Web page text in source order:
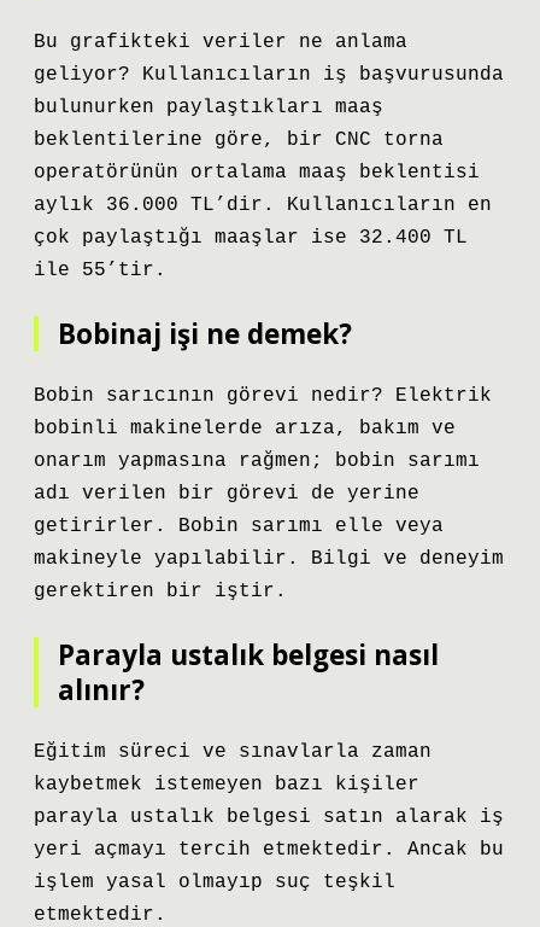
Bu grafikteki veriler ne anlama
geliyor? Kullanıcıların iş başvurusunda
bulunurken paylaştıkları maaş
beklentilerine göre, bir CNC torna
operatörünün ortalama maaş beklentisi
aylık 36.000 TL’dir. Kullanıcıların en
çok paylaştığı maaşlar ise 32.400 TL
ile 55’tir.
Bobinaj işi ne demek?
Bobin sarıcının görevi nedir? Elektrik
bobinli makinelerde arıza, bakım ve
onarım yapmasına rağmen; bobin sarımı
adı verilen bir görevi de yerine
getirirler. Bobin sarımı elle veya
makineyle yapılabilir. Bilgi ve deneyim
gerektiren bir iştir.
Parayla ustalık belgesi nasıl
alınır?
Eğitim süreci ve sınavlarla zaman
kaybetmek istemeyen bazı kişiler
parayla ustalık belgesi satın alarak iş
yeri açmayı tercih etmektedir. Ancak bu
işlem yasal olmayıp suç teşkil
etmektedir.